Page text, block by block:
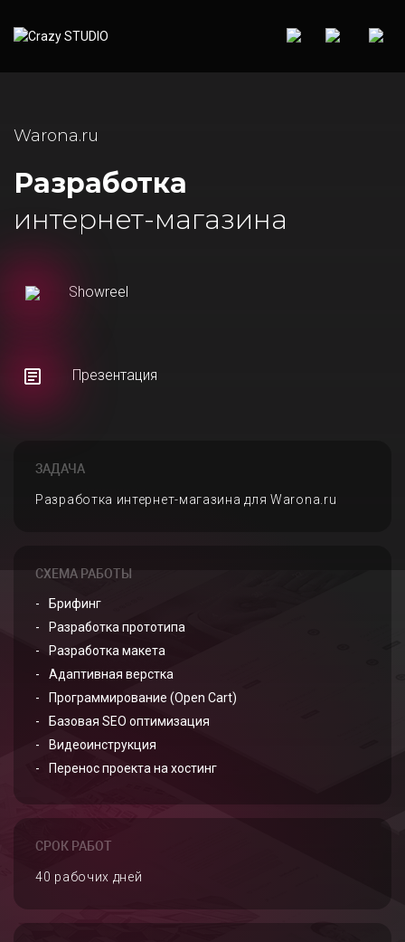
Warona.ru
Разработка
интернет-магазина
Showreel
Презентация
ЗАДАЧА
Разработка интернет-магазина для Warona.ru
СХЕМА РАБОТЫ
Брифинг
Разработка прототипа
Разработка макета
Адаптивная верстка
Программирование (Open Cart)
Базовая SEO оптимизация
Видеоинструкция
Перенос проекта на хостинг
СРОК РАБОТ
40 рабочих дней